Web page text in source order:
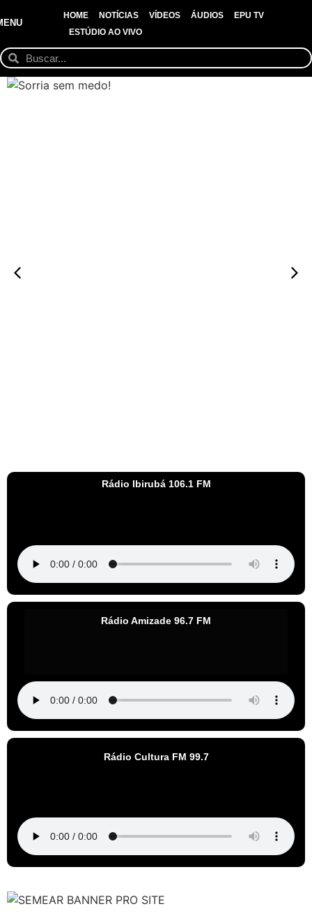
HOME NOTÍCIAS VÍDEOS ÁUDIOS
EPU TV
ESTÚDIO AO VIVO
Rádio Ibirubá 106.1 FM
Rádio Amizade 96.7 FM
Rádio Cultura FM 99.7